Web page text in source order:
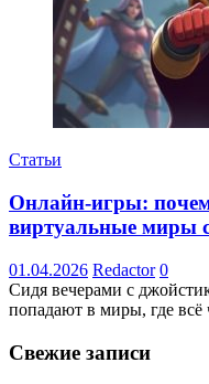
Статьи
Онлайн-игры:
виртуальные миры
01.04.2026 Redactor 0
Сидя вечерами с
попадают в миры, где всё
Свежие записи